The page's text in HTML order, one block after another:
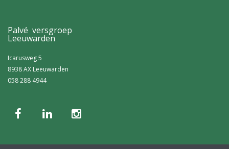
Palvé versgroep
Leeuwarden
Icarusweg 5
8938 AX Leeuwarden
058 288 4944